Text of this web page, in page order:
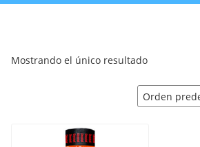
Mostrando el único resultado